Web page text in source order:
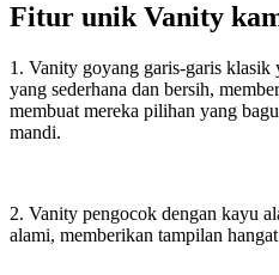
Fitur unik Vanity
1. Vanity goyang garis-garis klasik
yang sederhana dan bersih,
membuat mereka pilihan yang
mandi.
2. Vanity pengocok dengan kayu
alami, memberikan tampilan